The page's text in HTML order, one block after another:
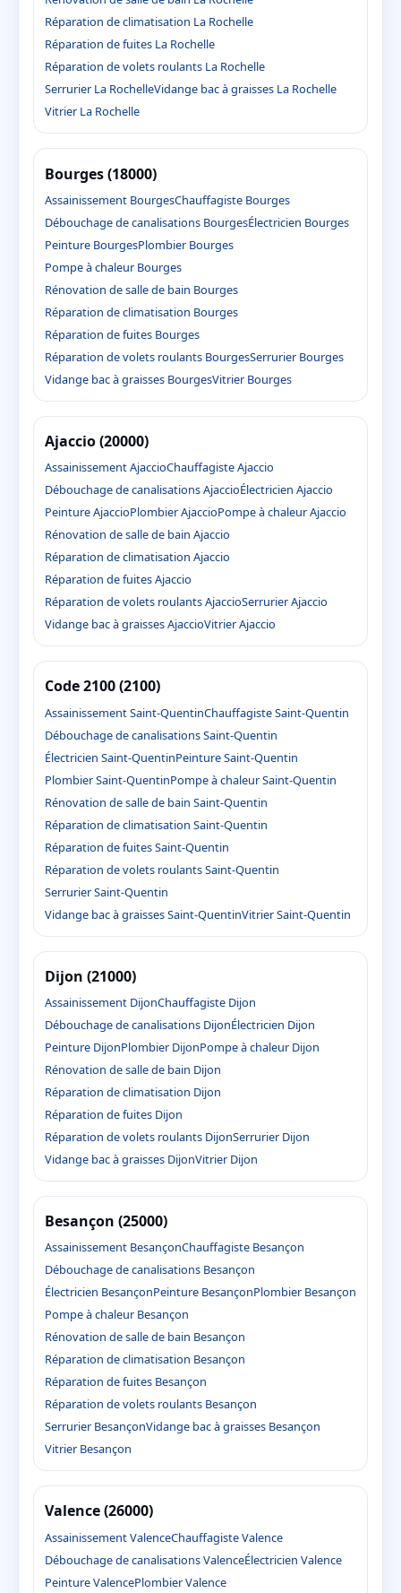
Réparation de climatisation La Rochelle
Réparation de fuites La Rochelle
Réparation de volets roulants La Rochelle
Serrurier La RochelleVidange bac à graisses La Rochelle
Vitrier La Rochelle
Bourges (18000)
Assainissement BourgesChauffagiste Bourges
Débouchage de canalisations BourgesÉlectricien Bourges
Peinture BourgesPlombier Bourges
Pompe à chaleur Bourges
Rénovation de salle de bain Bourges
Réparation de climatisation Bourges
Réparation de fuites Bourges
Réparation de volets roulants BourgesSerrurier Bourges
Vidange bac à graisses BourgesVitrier Bourges
Ajaccio (20000)
Assainissement AjaccioChauffagiste Ajaccio
Débouchage de canalisations AjaccioÉlectricien Ajaccio
Peinture AjaccioPlombier AjaccioPompe à chaleur Ajaccio
Rénovation de salle de bain Ajaccio
Réparation de climatisation Ajaccio
Réparation de fuites Ajaccio
Réparation de volets roulants AjaccioSerrurier Ajaccio
Vidange bac à graisses AjaccioVitrier Ajaccio
Code 2100 (2100)
Assainissement Saint-QuentinChauffagiste Saint-Quentin
Débouchage de canalisations Saint-Quentin
Électricien Saint-QuentinPeinture Saint-Quentin
Plombier Saint-QuentinPompe à chaleur Saint-Quentin
Rénovation de salle de bain Saint-Quentin
Réparation de climatisation Saint-Quentin
Réparation de fuites Saint-Quentin
Réparation de volets roulants Saint-Quentin
Serrurier Saint-Quentin
Vidange bac à graisses Saint-QuentinVitrier Saint-Quentin
Dijon (21000)
Assainissement DijonChauffagiste Dijon
Débouchage de canalisations DijonÉlectricien Dijon
Peinture DijonPlombier DijonPompe à chaleur Dijon
Rénovation de salle de bain Dijon
Réparation de climatisation Dijon
Réparation de fuites Dijon
Réparation de volets roulants DijonSerrurier Dijon
Vidange bac à graisses DijonVitrier Dijon
Besançon (25000)
Assainissement BesançonChauffagiste Besançon
Débouchage de canalisations Besançon
Électricien BesançonPeinture BesançonPlombier Besançon
Pompe à chaleur Besançon
Rénovation de salle de bain Besançon
Réparation de climatisation Besançon
Réparation de fuites Besançon
Réparation de volets roulants Besançon
Serrurier BesançonVidange bac à graisses Besançon
Vitrier Besançon
Valence (26000)
Assainissement ValenceChauffagiste Valence
Débouchage de canalisations ValenceÉlectricien Valence
Peinture ValencePlombier Valence